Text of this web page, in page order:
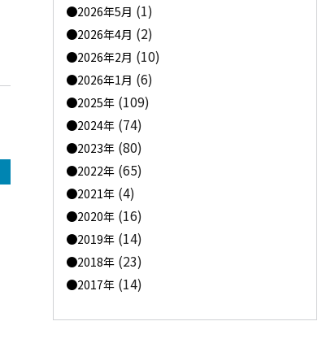
2026年5月 (1)
2026年4月 (2)
2026年2月 (10)
2026年1月 (6)
2025年 (109)
2024年 (74)
2023年 (80)
2022年 (65)
2021年 (4)
2020年 (16)
2019年 (14)
2018年 (23)
2017年 (14)